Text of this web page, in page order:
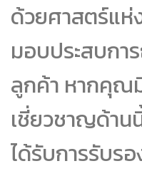
ด้วยศาสตร์แ
มอบประสบก
ลูกค้า หากคุณ
เชี่ยวชาญด้าน
ได้รับการรับร